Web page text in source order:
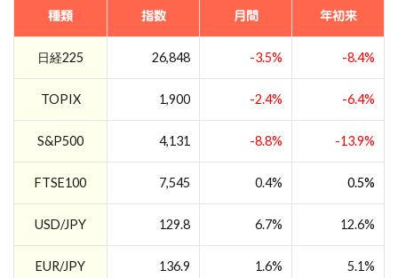
種類 指数 月間 年初来
日経225 26,848 -3.5% -8.4%
TOPIX 1,900 -2.4% -6.4%
S&P500 4,131 -8.8% -13.9%
FTSE100 7,545 0.4% 0.5%
USD/JPY 129.8 6.7% 12.6%
EUR/JPY 136.9 1.6% 5.1%